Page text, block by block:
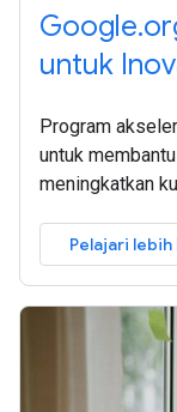
untuk
Program
untuk
meningkatkan
Pelajari lebih